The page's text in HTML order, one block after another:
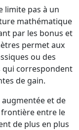
limite pas à un
mathématique
par les bonus et
permet aux
ou des
qui correspondent
de gain.
augmentée et de
entre le
de plus en plus